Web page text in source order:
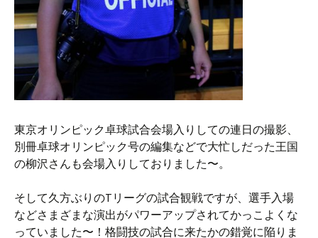
東京オリンピック卓球試合会場入りしての連日の撮影、
別冊卓球オリンピック号の編集などで大忙しだった王国
の柳沢さんも会場入りしておりました〜。
そして久方ぶりのTリーグの試合観戦ですが、選手入場
などさまざまな演出がパワーアップされてかっこよくな
っていました〜！格闘技の試合に来たかの錯覚に陥りま